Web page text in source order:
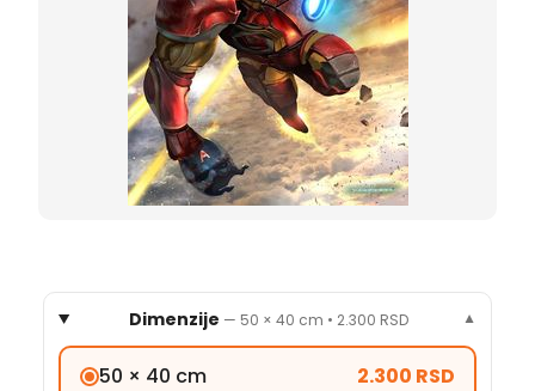
Dimenzije — 50 × 40 cm • 2.300 RSD ▼
50 × 40 cm 2.300 RSD